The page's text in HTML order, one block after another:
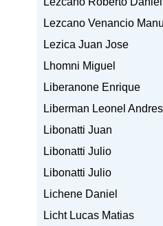
Lezcano Venancio
Lezica Juan Jose
Lhomni Miguel
Liberanone Enrique
Liberman Leonel Andres
Libonatti Juan
Libonatti Julio
Libonatti Julio
Lichene Daniel
Licht Lucas Matias